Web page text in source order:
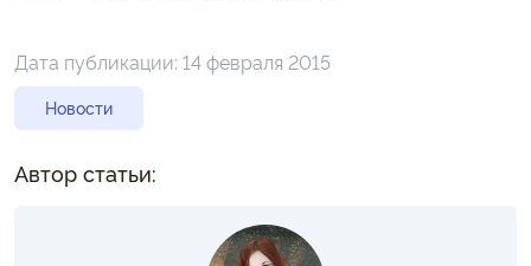
Дата публикации: 14 февраля 2015
Новости
Автор статьи: